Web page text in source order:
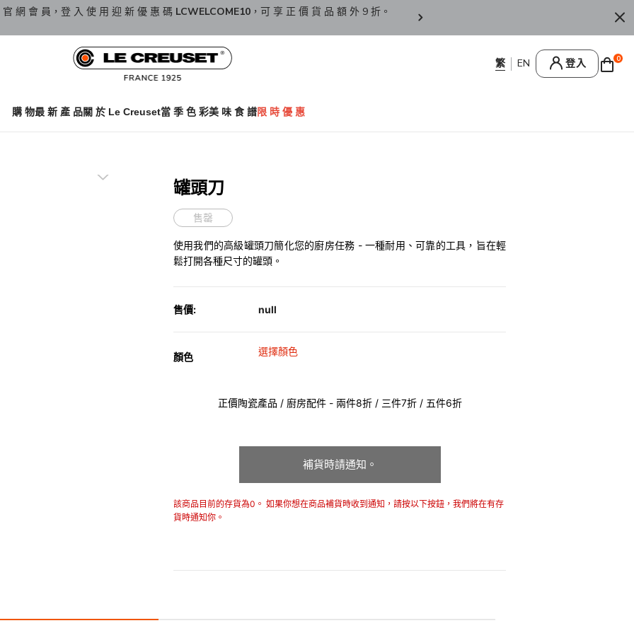
網 會 員，登 入 使 用 迎 新 優 惠 碼 LCWELCOME10 ，可 享 正 價 貨 品 額 外 9 折。 香 港 / 澳 門 訂 單 滿
登入 0
購 物最 新 產 品關 於 Le Creuset當 季 色 彩美 味 食 譜限 時 優 惠
罐頭刀
售罄
使用我們的高級罐頭刀簡化您的廚房任務 - 一種耐用、可靠的工具，旨在輕
鬆打開各種尺寸的罐頭。
售價: null
顏色 選擇顏色
正價陶瓷產品 / 廚房配件 - 兩件8折 / 三件7折 / 五件6折
補貨時請通知。
該商品目前的存貨為0。 如果你想在商品補貨時收到通知，請按以下按鈕，我們將在有存
貨時通知你。